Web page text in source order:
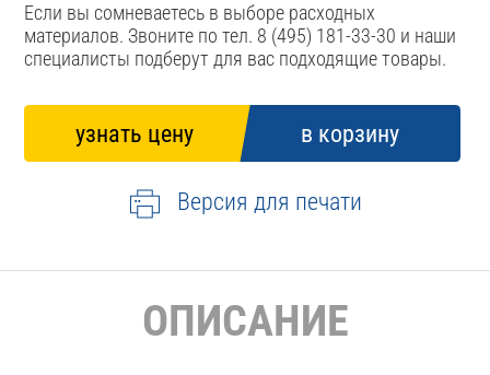
Если вы сомневаетесь в выборе расходных
материалов. Звоните по тел. 8 (495) 181-33-30 и наши
специалисты подберут для вас подходящие товары.
Версия для печати
ОПИСАНИЕ